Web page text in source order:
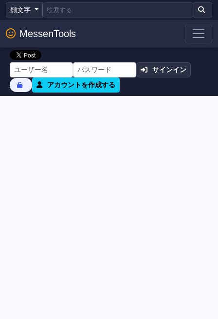
顔文字
MessenTools
サインイン
アカウントを作成する